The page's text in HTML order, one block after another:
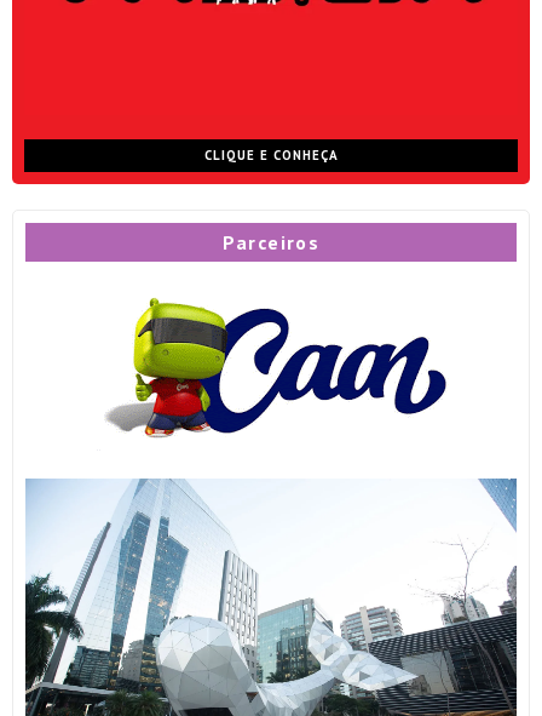
CLIQUE E CONHEÇA
Parceiros